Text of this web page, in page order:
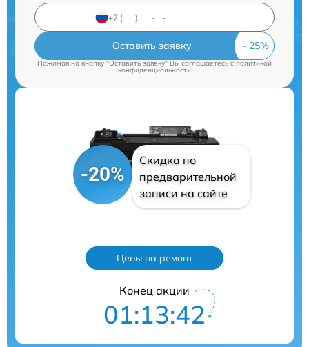
Оставить заявку
Нажимая на кнопку "Оставить заявку" Вы соглашаетесь cполитикой
конфиденциальности
-20%
Скидка по
предварительной
записи на сайте
Цены на ремонт
Конец акции
01:13:41